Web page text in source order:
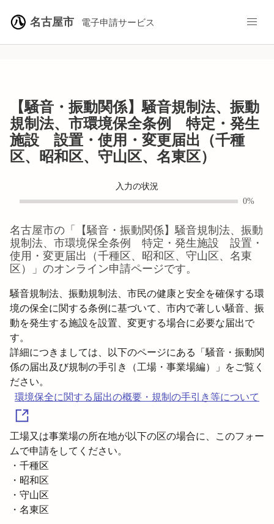
名古屋市 電子申請サービス
【騒音・振動関係】騒音規制法、振動
規制法、市環境保全条例 特定・発生
施設 設置・使用・変更届出（千種
区、昭和区、守山区、名東区）
入力の状況
0%
名古屋市の「
【騒音・振動関係】騒音規制法、振動
規制法、市環境保全条例 特定・発生施設 設置・
使用・変更届出（千種区、昭和区、守山区、名東
区）
」のオンライン申請ページです。
騒音規制法、振動規制法、市民の健康と安全を確保する環
境の保全に関する条例に基づいて、市内で著しい騒音、振
動を発生する施設を設置、変更する場合に必要な届出で
す。
詳細につきましては、以下のページにある「騒音・振動関
係の届出及び規制の手引き（工場・事業場編）」をご覧く
環境保全に関する届出の概要・規制の手引き等について
工場又は事業場の所在地が以下の区の場合に、このフォー
ムで申請をしてください。
・千種区
・昭和区
・守山区
・名東区